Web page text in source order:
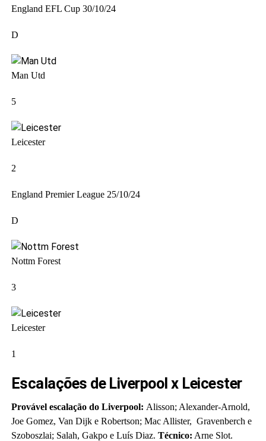
England EFL Cup 30/10/24
D
Man Utd
5
Leicester
2
England Premier League 25/10/24
D
Nottm Forest
3
Leicester
1
Escalações de Liverpool x Leicester
Provável escalação do Liverpool: Alisson; Alexander-Arnold,
Joe Gomez, Van Dijk e Robertson; Mac Allister, Gravenberch e
Szoboszlai; Salah, Gakpo e Luís Diaz. Técnico: Arne Slot.